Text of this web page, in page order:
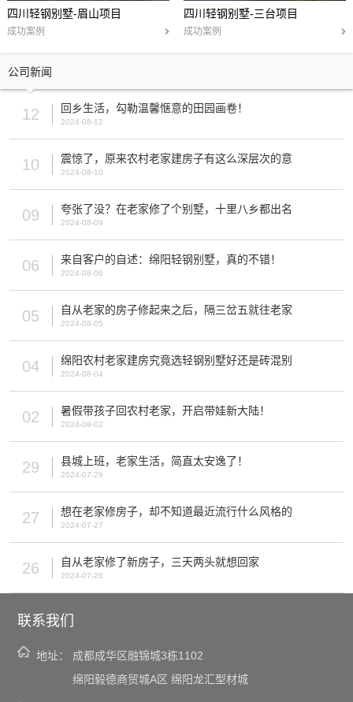
四川轻钢别墅-眉山项目
成功案例
四川轻钢别墅-三台项目
成功案例
公司新闻
12 回乡生活，勾勒温馨惬意的田园画卷！
2024-08-12
10 震惊了，原来农村老家建房子有这么深层次的意
2024-08-10
09 夸张了没？在老家修了个别墅，十里八乡都出名
2024-08-09
06 来自客户的自述：绵阳轻钢别墅，真的不错！
2024-08-06
05 自从老家的房子修起来之后，隔三岔五就往老家
2024-08-05
04 绵阳农村老家建房究竟选轻钢别墅好还是砖混别
2024-08-04
02 暑假带孩子回农村老家，开启带娃新大陆！
2024-08-02
29 县城上班，老家生活，简直太安逸了！
2024-07-29
27 想在老家修房子，却不知道最近流行什么风格的
2024-07-27
26 自从老家修了新房子，三天两头就想回家
2024-07-26
联系我们
地址：
成都成华区融锦城3栋1102
绵阳毅德商贸城A区 绵阳龙汇型材城